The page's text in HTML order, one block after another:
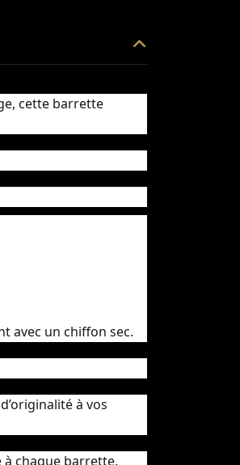
cette barrette
avec un chiffon sec.
à vos
chaque barrette.